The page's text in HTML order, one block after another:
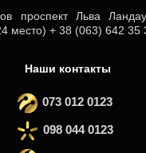
проспект Льва
место) + 38 (063) 642 35
Наши контакты
073 012 0123
098 044 0123